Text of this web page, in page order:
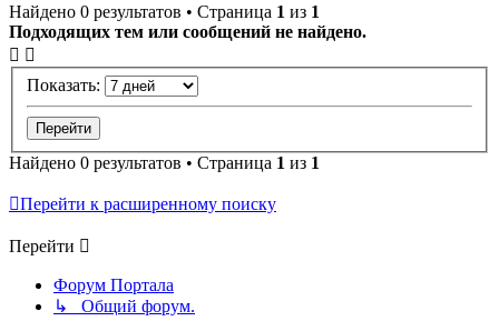
Найдено 0 результатов • Страница 1 из 1
Подходящих тем или сообщений не найдено.
Показать:
Найдено 0 результатов • Страница 1 из 1
Перейти к расширенному поиску
Перейти
Форум Портала
↳ Общий форум.